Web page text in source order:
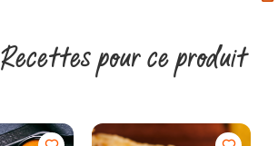
Recettes pour ce produit